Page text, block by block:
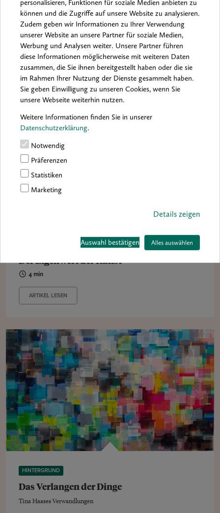
personalisieren, Funktionen für soziale Medien anbieten zu
können und die Zugriffe auf unsere Website zu analysieren.
Zudem geben wir Informationen zu Ihrer Verwendung
unserer Website an unsere Partner für soziale Medien,
Werbung und Analysen weiter. Unsere Partner führen
diese Informationen möglicherweise mit weiteren Daten
zusammen, die Sie ihnen bereitgestellt haben oder die sie
im Rahmen Ihrer Nutzung der Dienste gesammelt haben.
Sie geben Einwilligung zu unseren Cookies, wenn Sie
unsere Webseite weiterhin nutzen.
Weitere Informationen finden Sie in unserer
Datenschutzerklärung.
Notwendig
Präferenzen
Statistiken
Marketing
Details zeigen
Auswahl bestätigen Alles auswählen
emmanuel boos verleiht seinen Werken eine poetische Dimension
11 min
ARTIKEL LESEN
Der Eigenwert der Kunst
4 min
ARTIKEL LESEN
HINTERGRUND
Das Verlangen der Dinge
Tina Haases Verwandlungen